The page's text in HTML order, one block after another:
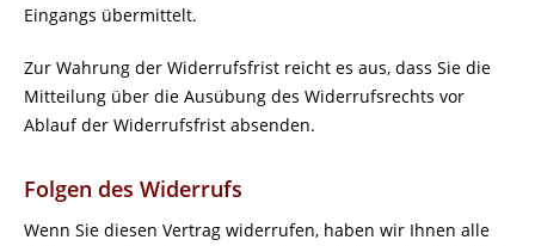
Eingangs übermittelt.
Zur Wahrung der Widerrufsfrist reicht es aus, dass Sie die
Mitteilung über die Ausübung des Widerrufsrechts vor
Ablauf der Widerrufsfrist absenden.
Folgen des Widerrufs
Wenn Sie diesen Vertrag widerrufen, haben wir Ihnen alle